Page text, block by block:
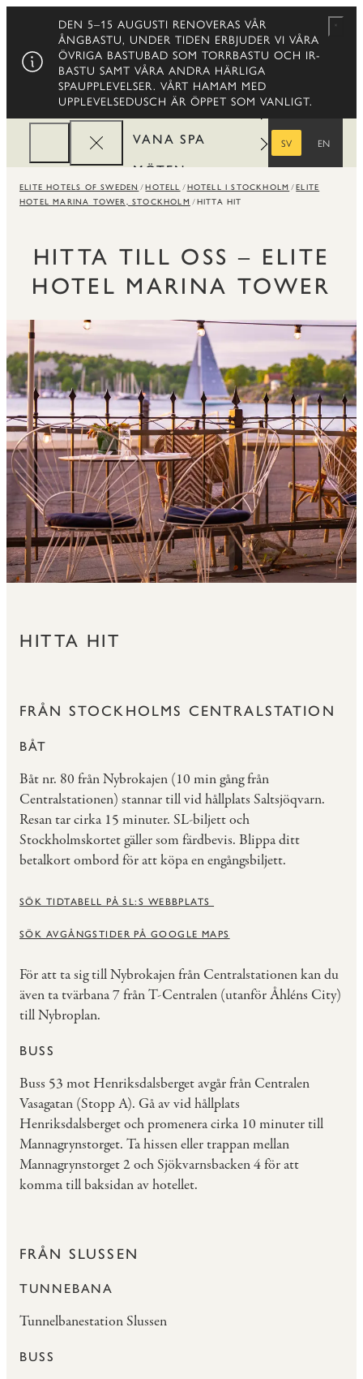
DEN 5–15 AUGUSTI RENOVERAS VÅR
ÅNGBASTU, UNDER TIDEN ERBJUDER VI VÅRA
ÖVRIGA BASTUBAD SOM TORRBASTU OCH IR-
BASTU SAMT VÅRA ANDRA HÄRLIGA
SPAUPPLEVELSER. VÅRT HAMAM MED
UPPLEVELSEDUSCH ÄR ÖPPET SOM VANLIGT.
Stäng
HOTELL
RESTAURANGER
ERBJUDANDEN
VANA SPA
MÖTEN
FÖRETAG
SV
EN
ELITE HOTELS OF SWEDEN HOTELL HOTELL I STOCKHOLM
ELITE
HOTEL MARINA TOWER, STOCKHOLM
HITTA HIT
HITTA TILL OSS – ELITE
HOTEL MARINA TOWER
HITTA HIT
FRÅN STOCKHOLMS CENTRALSTATION
BÅT
Båt nr. 80 från Nybrokajen (10 min gång från
Centralstationen) stannar till vid hållplats Saltsjöqvarn.
Resan tar cirka 15 minuter. SL-biljett och
Stockholmskortet gäller som färdbevis. Blippa ditt
betalkort ombord för att köpa en engångsbiljett.
SÖK TIDTABELL PÅ SL:S WEBBPLATS
SÖK AVGÅNGSTIDER PÅ GOOGLE MAPS
För att ta sig till Nybrokajen från Centralstationen kan du
även ta tvärbana 7 från T-Centralen (utanför Åhléns City)
till Nybroplan.
BUSS
Buss 53 mot Henriksdalsberget avgår från Centralen
Vasagatan (Stopp A). Gå av vid hållplats
Henriksdalsberget och promenera cirka 10 minuter till
Mannagrynstorget. Ta hissen eller trappan mellan
Mannagrynstorget 2 och Sjökvarnsbacken 4 för att
komma till baksidan av hotellet.
FRÅN SLUSSEN
TUNNEBANA
Tunnelbanestation Slussen
BUSS